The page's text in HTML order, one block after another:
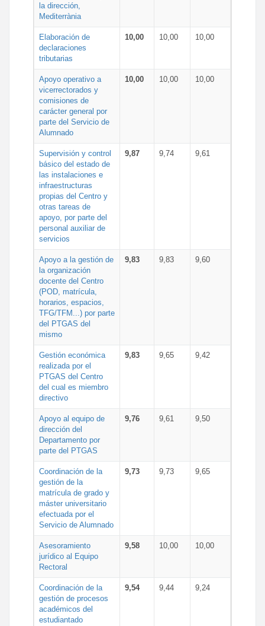
la dirección,
Mediterrània
Elaboración de
declaraciones
tributarias
10,00 10,00 10,00
Apoyo operativo a
vicerrectorados y
comisiones de
carácter general por
parte del Servicio de
Alumnado
10,00 10,00 10,00
Supervisión y control
básico del estado de
las instalaciones e
infraestructuras
propias del Centro y
otras tareas de
apoyo, por parte del
personal auxiliar de
servicios
9,87 9,74 9,61
Apoyo a la gestión de
la organización
docente del Centro
(POD, matrícula,
horarios, espacios,
TFG/TFM...) por parte
del PTGAS del
mismo
9,83 9,83 9,60
Gestión económica
realizada por el
PTGAS del Centro
del cual es miembro
directivo
9,83 9,65 9,42
Apoyo al equipo de
dirección del
Departamento por
parte del PTGAS
9,76 9,61 9,50
Coordinación de la
gestión de la
matrícula de grado y
máster universitario
efectuada por el
Servicio de Alumnado
9,73 9,73 9,65
Asesoramiento
jurídico al Equipo
Rectoral
9,58 10,00 10,00
Coordinación de la
gestión de procesos
académicos del
estudiantado
9,54 9,44 9,24